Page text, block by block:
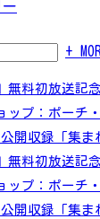
+
無料初放送記
ップ：ポーチ
開収録「集ま
無料初放送記
ップ：ポーチ
開収録「集ま